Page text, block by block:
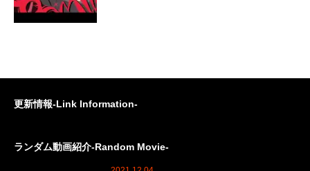
更新情報-Link Information-
ランダム動画紹介-Random Movie-